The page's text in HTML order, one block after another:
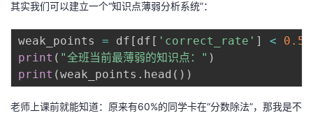
其实我们可以建立一个“知识点薄弱分析系统”：
weak_points = df [ df [ 'correct_rate' ] < 0.5
print ( "全班当前最薄弱的知识点：" )
print (weak_points . head ( ) )
老师上课前就能知道：原来有60%的同学卡在“分数除法”，那我是不